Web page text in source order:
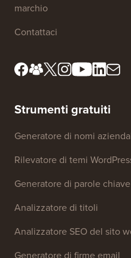
marchio
Contattaci
Strumenti gratuiti
Generatore di nomi
Rilevatore di temi
Generatore di parole
Analizzatore di titoli
Analizzatore SEO del sito
Generatore di firme email